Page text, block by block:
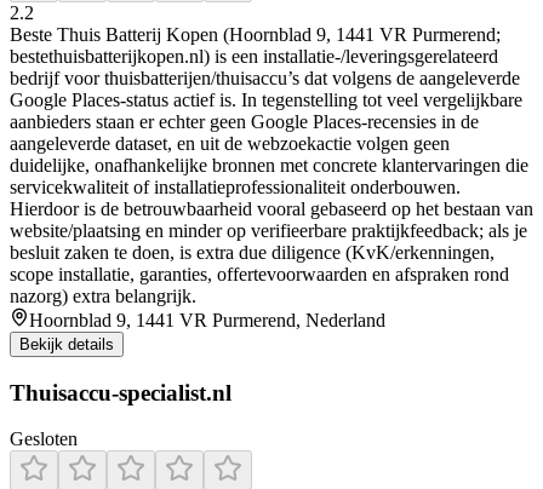
2.2
Beste Thuis Batterij Kopen (Hoornblad 9, 1441 VR Purmerend;
bestethuisbatterijkopen.nl) is een installatie-/leveringsgerelateerd
bedrijf voor thuisbatterijen/thuisaccu’s dat volgens de aangeleverde
Google Places-status actief is. In tegenstelling tot veel vergelijkbare
aanbieders staan er echter geen Google Places-recensies in de
aangeleverde dataset, en uit de webzoekactie volgen geen
duidelijke, onafhankelijke bronnen met concrete klantervaringen die
servicekwaliteit of installatieprofessionaliteit onderbouwen.
Hierdoor is de betrouwbaarheid vooral gebaseerd op het bestaan van
website/plaatsing en minder op verifieerbare praktijkfeedback; als je
besluit zaken te doen, is extra due diligence (KvK/erkenningen,
scope installatie, garanties, offertevoorwaarden en afspraken rond
nazorg) extra belangrijk.
Hoornblad 9, 1441 VR Purmerend, Nederland
Bekijk details
Thuisaccu-specialist.nl
Gesloten